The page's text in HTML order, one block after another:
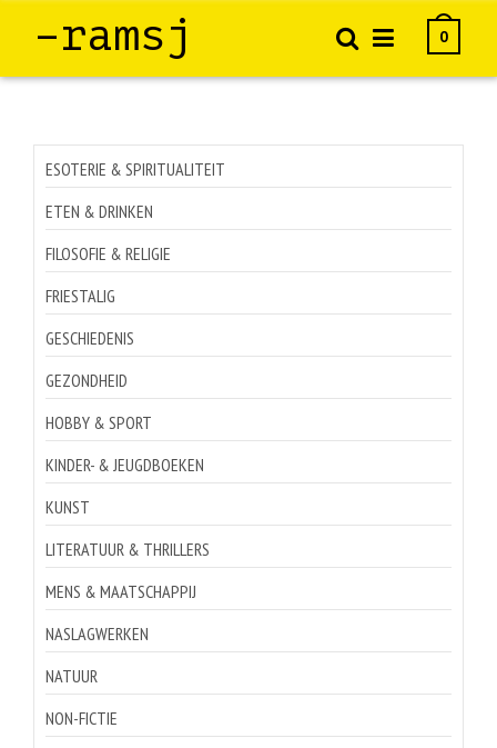
–ramsj 0
ESOTERIE & SPIRITUALITEIT
ETEN & DRINKEN
FILOSOFIE & RELIGIE
FRIESTALIG
GESCHIEDENIS
GEZONDHEID
HOBBY & SPORT
KINDER- & JEUGDBOEKEN
KUNST
LITERATUUR & THRILLERS
MENS & MAATSCHAPPIJ
NASLAGWERKEN
NATUUR
NON-FICTIE